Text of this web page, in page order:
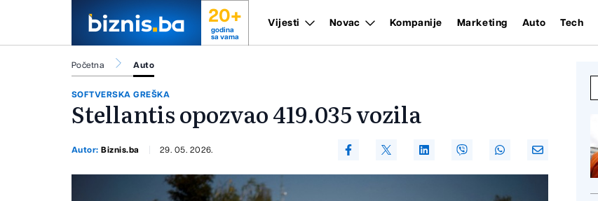
20+
godina
sa vama
Vijesti Novac Kompanije Marketing Auto Tech
Početna Auto
SOFTVERSKA GREŠKA
Stellantis opozvao 419.035 vozila
Autor:Biznis.ba 29. 05. 2026.